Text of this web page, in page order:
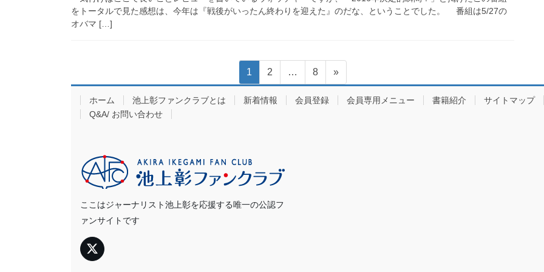
をトータルで見た感想は、今年は『戦後がいったん終わりを迎えた』のだな、ということでした。 番組は5/27の
オバマ […]
稿
の
ジ
り
固
定
ペ
1
固
定
ペ
2 …
固
定
ペ
8 »
ホーム 池上彰ファンクラブとは 新着情報 会員登録 会員専用メニュー 書籍紹介 サイトマップ
Q&A/ お問い合わせ
ここはジャーナリスト池上彰を応援する唯一の公認フ
ァンサイトです